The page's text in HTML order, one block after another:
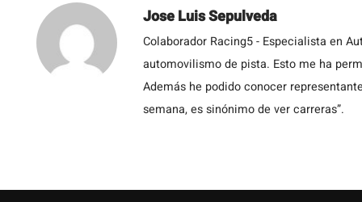
Jose Luis Sepulveda
Colaborador Racing5 - Especialista en
automovilismo de pista. Esto me ha
Además he podido conocer
semana, es sinónimo de ver carreras”.